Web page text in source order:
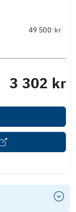
kr
3 302 kr